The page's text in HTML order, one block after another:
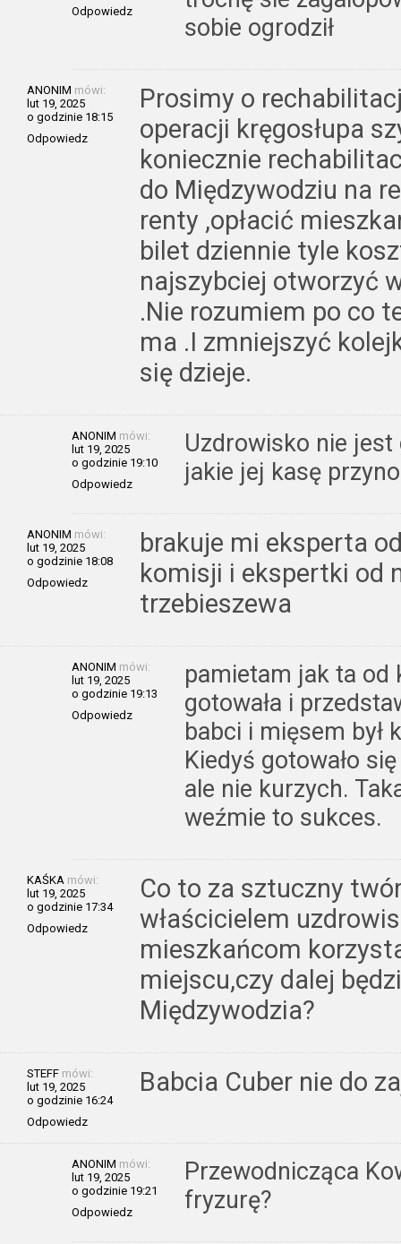
Odpowiedz
sobie ogrodził
ANONIM mówi:
lut 19, 2025
o godzinie 18:15
Odpowiedz
Prosimy o
operacji kręgosłupa
koniecznie
do Międzywodziu na
renty ,opłacić
bilet dziennie tyle
najszybciej otworzyć
.Nie rozumiem po co
ma .I zmniejszyć
się dzieje.
ANONIM mówi:
lut 19, 2025
o godzinie 19:10
Odpowiedz
Uzdrowisko nie
jakie jej kasę
ANONIM mówi:
lut 19, 2025
o godzinie 18:08
Odpowiedz
brakuje mi eksperta
komisji i ekspertki od
trzebieszewa
ANONIM mówi:
lut 19, 2025
o godzinie 19:13
Odpowiedz
pamietam jak ta od
gotowała i
babci i mięsem był
Kiedyś gotowało
ale nie kurzych.
weźmie to sukces.
KAŚKA mówi:
lut 19, 2025
o godzinie 17:34
Odpowiedz
Co to za sztuczny
właścicielem
mieszkańcom
miejscu,czy dalej
Międzywodzia?
STEFF mówi:
lut 19, 2025
o godzinie 16:24
Odpowiedz
Babcia Cuber nie do
ANONIM mówi:
lut 19, 2025
o godzinie 19:21
Odpowiedz
Przewodnicząca
fryzurę?